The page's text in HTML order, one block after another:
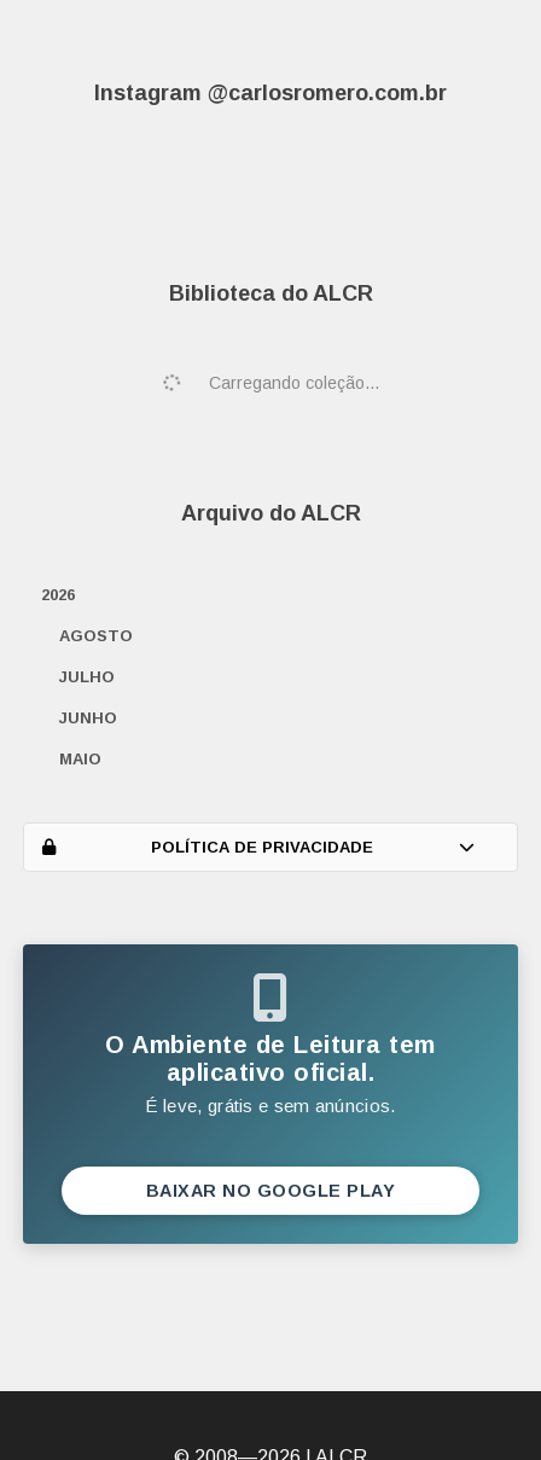
Instagram @carlosromero.com.br
Biblioteca do ALCR
Carregando coleção...
Arquivo do ALCR
2026
AGOSTO
JULHO
JUNHO
MAIO
AGOSTO
MARÇO
POLÍTICA DE PRIVACIDADE
O Ambiente de Leitura tem
aplicativo oficial.
É leve, grátis e sem anúncios.
BAIXAR NO GOOGLE PLAY